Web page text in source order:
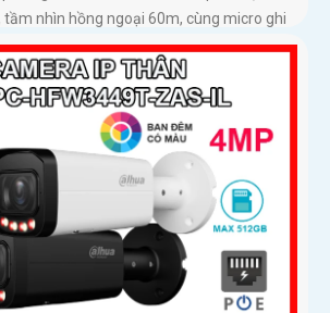
nhìn hồng ngoại 60m, cùng micro ghi
diện chính xác người và xe, camera đảm
xác 24/7 hỗ trợ POE, khe thẻ nhớ lên đến
nước IP67